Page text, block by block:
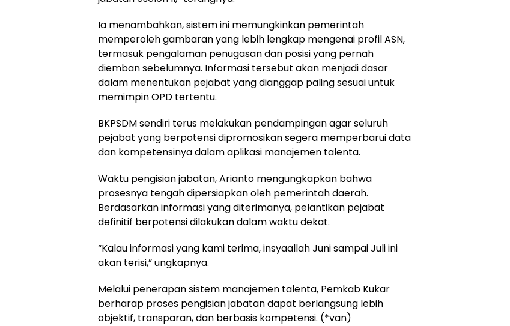
Ia menambahkan, sistem ini memungkinkan pemerintah
memperoleh gambaran yang lebih lengkap mengenai profil ASN,
termasuk pengalaman penugasan dan posisi yang pernah
diemban sebelumnya. Informasi tersebut akan menjadi dasar
dalam menentukan pejabat yang dianggap paling sesuai untuk
memimpin OPD tertentu.
BKPSDM sendiri terus melakukan pendampingan agar seluruh
pejabat yang berpotensi dipromosikan segera memperbarui data
dan kompetensinya dalam aplikasi manajemen talenta.
Waktu pengisian jabatan, Arianto mengungkapkan bahwa
prosesnya tengah dipersiapkan oleh pemerintah daerah.
Berdasarkan informasi yang diterimanya, pelantikan pejabat
definitif berpotensi dilakukan dalam waktu dekat.
“Kalau informasi yang kami terima, insyaallah Juni sampai Juli ini
akan terisi,” ungkapnya.
Melalui penerapan sistem manajemen talenta, Pemkab Kukar
berharap proses pengisian jabatan dapat berlangsung lebih
objektif, transparan, dan berbasis kompetensi. (*van)